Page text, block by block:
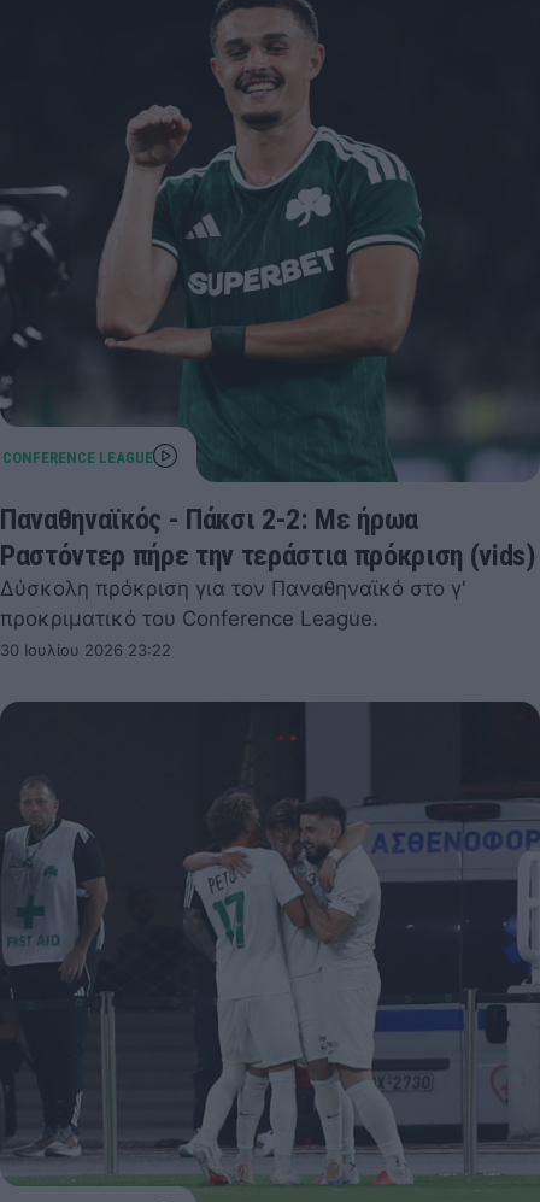
Παναθηναϊκός - Πάκσι 2-2: Με ήρωα
Ραστόντερ πήρε την τεράστια πρόκριση (vids)
Δύσκολη πρόκριση για τον Παναθηναϊκό στο γ'
προκριματικό του Conference League.
30 Ιουλίου 2026 23:22